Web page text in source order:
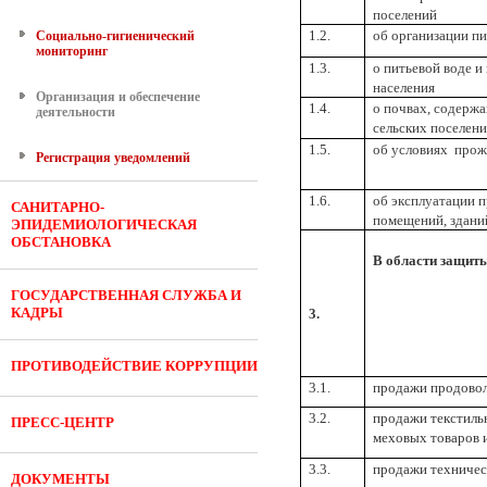
Социально-гигиенический
мониторинг
Организация и обеспечение
деятельности
Регистрация уведомлений
САНИТАРНО-
ЭПИДЕМИОЛОГИЧЕСКАЯ
ОБСТАНОВКА
ГОСУДАРСТВЕННАЯ СЛУЖБА И
КАДРЫ
ПРОТИВОДЕЙСТВИЕ КОРРУПЦИИ
ПРЕСС-ЦЕНТР
ДОКУМЕНТЫ
поселений
1.2.
об организации
1.3.
о питьевой воде
населения
1.4.
о почвах,
сельских
1.5.
об условиях
1.6.
об эксплуатации
помещений,
3.
В области
3.1.
продажи
3.2.
продажи
меховых товаров
3.3.
продажи